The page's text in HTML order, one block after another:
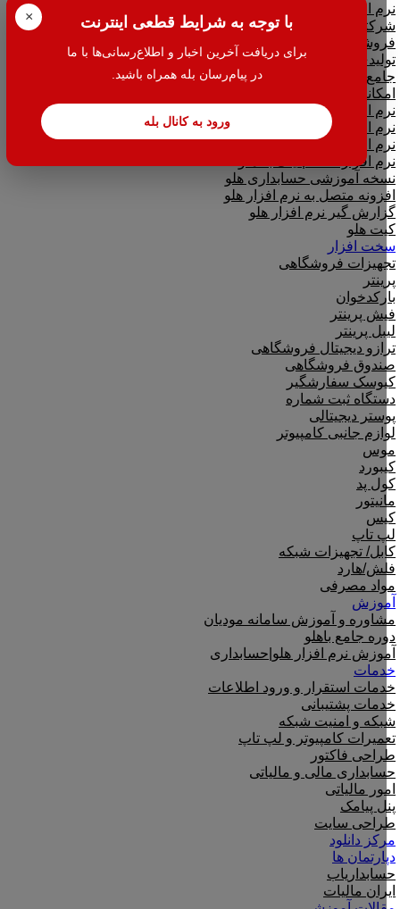
× با توجه به شرایط قطعی اینترنت
برای دریافت آخرین اخبار و اطلاع‌رسانی‌ها با ما
در پیام‌رسان بله همراه باشید.
ورود به کانال بله
نرم افزار حسابداری هلو
شرکتی
فروشگاهی
تولیدی
جامع و صنعتی
امکانات افزودنی ( کیت های عمومی )
نرم افزار حسابداری اسپاد
نرم افزارهای مشاغل
نرم افزار تحت وب|بدکا
نرم افزار CRM|لینک به هلو
نسخه آموزشی حسابداری هلو
افزونه متصل به نرم افزار هلو
گزارش گیر نرم افزار هلو
کیت هلو
سخت افزار
تجهیزات فروشگاهی
پرینتر
بارکدخوان
فیش پرینتر
لیبل پرینتر
ترازو دیجیتال فروشگاهی
صندوق فروشگاهی
کیوسک سفارشگیر
دستگاه ثبت شماره
پوستر دیجیتالی
لوازم جانبی کامپیوتر
موس
کیبورد
کول پد
مانیتور
کیس
لپ تاپ
کابل/ تجهیزات شبکه
فلش/هارد
مواد مصرفی
آموزش
مشاوره و آموزش سامانه مودیان
دوره جامع باهلو
آموزش نرم افزار هلو|حسابداری
خدمات
خدمات استقرار و ورود اطلاعات
خدمات پشتیبانی
شبکه و امنیت شبکه
تعمیرات کامپیوتر و لپ تاپ
طراحی فاکتور
حسابداری مالی و مالیاتی
امور مالیاتی
پنل پیامک
طراحی سایت
مرکز دانلود
دپارتمان ها
حسابداریاب
ایران مالیات